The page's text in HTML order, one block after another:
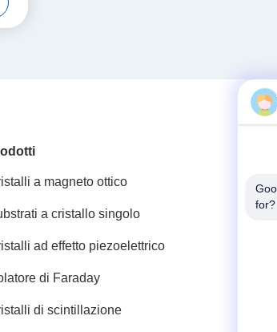
a magneto ottico
a cristallo singolo
ad effetto piezoelettrico
di Faraday
di scintillazione
for?